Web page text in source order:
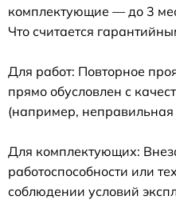
комплектующие — до 3
Что считается
Для работ: Повторное
прямо обусловлен с
(например, неправильная
Для комплектующих:
работоспособности или
соблюдении условий